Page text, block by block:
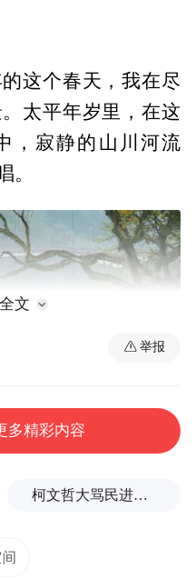
这个春天，我在尽
太平年岁里，在这
，寂静的山川河流
。
，醒目地写着两句
最美宝峰”。今天，
的远山峻岭，还有
文
举报
多精彩内容
柯文哲大骂民进党王八蛋